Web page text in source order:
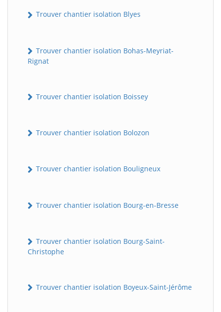
Trouver chantier isolation Blyes
Trouver chantier isolation Bohas-Meyriat-
Rignat
Trouver chantier isolation Boissey
Trouver chantier isolation Bolozon
Trouver chantier isolation Bouligneux
Trouver chantier isolation Bourg-en-Bresse
Trouver chantier isolation Bourg-Saint-
Christophe
Trouver chantier isolation Boyeux-Saint-Jérôme